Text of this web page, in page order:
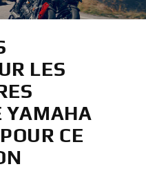
LES
YAMAHA
CE